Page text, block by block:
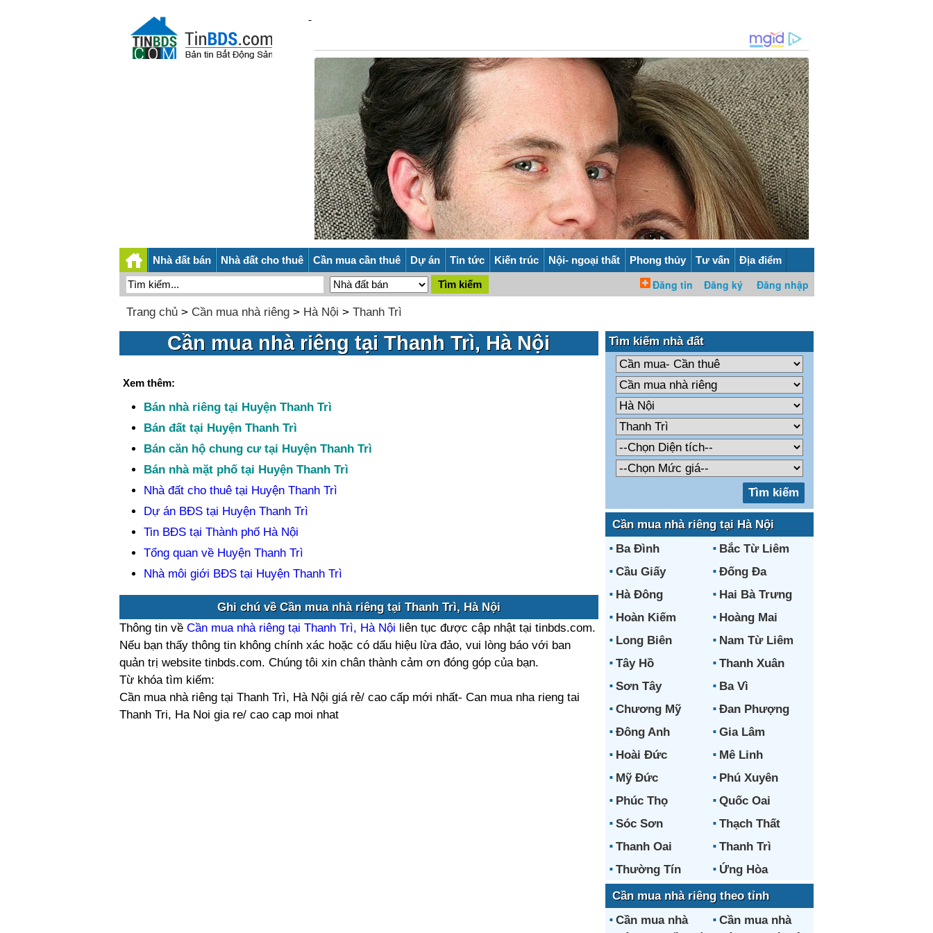
Nhà đất bán Nhà đất cho thuê Cần mua cần thuê Dự án Tin tức Kiến trúc Nội- ngoại thất Phong thủy Tư vấn Địa điểm
Trang chủ> Cần mua nhà riêng> Hà Nội > Thanh Trì
Cần mua nhà riêng tại Thanh Trì, Hà Nội
Xem thêm:
Bán nhà riêng tại Huyện Thanh Trì
Bán đất tại Huyện Thanh Trì
Bán căn hộ chung cư tại Huyện Thanh Trì
Bán nhà mặt phố tại Huyện Thanh Trì
Nhà đất cho thuê tại Huyện Thanh Trì
Dự án BĐS tại Huyện Thanh Trì
Tin BĐS tại Thành phố Hà Nội
Tổng quan về Huyện Thanh Trì
Nhà môi giới BĐS tại Huyện Thanh Trì
Ghi chú về Cần mua nhà riêng tại Thanh Trì, Hà Nội
Thông tin về Cần mua nhà riêng tại Thanh Trì, Hà Nội liên tục được cập nhật tại tinbds.com.
Nếu bạn thấy thông tin không chính xác hoặc có dấu hiệu lừa đảo, vui lòng báo với ban
quản trị website tinbds.com. Chúng tôi xin chân thành cảm ơn đóng góp của bạn.
Từ khóa tìm kiếm:
Cần mua nhà riêng tại Thanh Trì, Hà Nội giá rẻ/ cao cấp mới nhất- Can mua nha rieng tai
Thanh Tri, Ha Noi gia re/ cao cap moi nhat
Tìm kiếm nhà đất
Cần mua nhà riêng tại Hà Nội
Ba Đình
Bắc Từ Liêm
Cầu Giấy
Đống Đa
Hà Đông
Hai Bà Trưng
Hoàn Kiếm
Hoàng Mai
Long Biên
Nam Từ Liêm
Tây Hồ
Thanh Xuân
Sơn Tây
Ba Vì
Chương Mỹ
Đan Phượng
Đông Anh
Gia Lâm
Hoài Đức
Mê Linh
Mỹ Đức
Phú Xuyên
Phúc Thọ
Quốc Oai
Sóc Sơn
Thạch Thất
Thanh Oai
Thanh Trì
Thường Tín
Ứng Hòa
Cần mua nhà riêng theo tỉnh
Cần mua nhà
Cần mua nhà